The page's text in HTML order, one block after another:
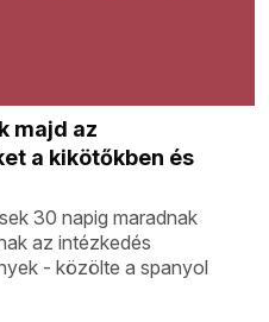
majd az
a kikötőkben és
30 napig maradnak
az intézkedés
- közölte a spanyol